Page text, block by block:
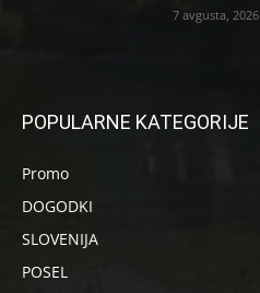
7 avgusta, 2026
POPULARNE KATEGORIJE
Promo
DOGODKI
SLOVENIJA
POSEL